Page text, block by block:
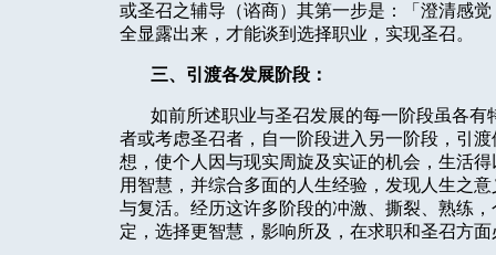
或圣召之辅导（谘商）其第一步是：「澄清感
全显露出来，才能谈到选择职业，实现圣召。
三、引渡各发展阶段：
如前所述职业与圣召发展的每一阶段虽各
者或考虑圣召者，自一阶段进入另一阶段，引
想，使个人因与现实周旋及实证的机会，生活
用智慧，并综合多面的人生经验，发现人生之
与复活。经历这许多阶段的冲激、撕裂、熟练
定，选择更智慧，影响所及，在求职和圣召方